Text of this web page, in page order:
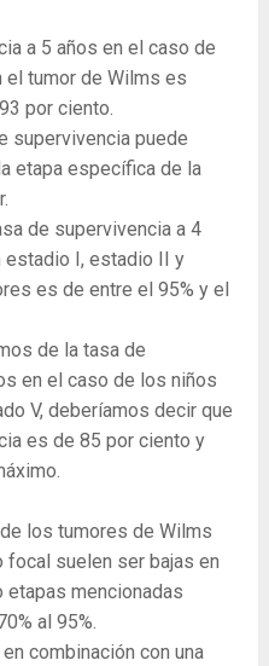
a 5 años en el caso de
el tumor de Wilms es
por ciento.
supervivencia puede
etapa específica de la
de supervivencia a 4
estadio I, estadio II y
es de entre el 95% y el
de la tasa de
en el caso de los niños
V, deberíamos decir que
es de 85 por ciento y
los tumores de Wilms
suelen ser bajas en
etapas mencionadas
al 95%.
combinación con una